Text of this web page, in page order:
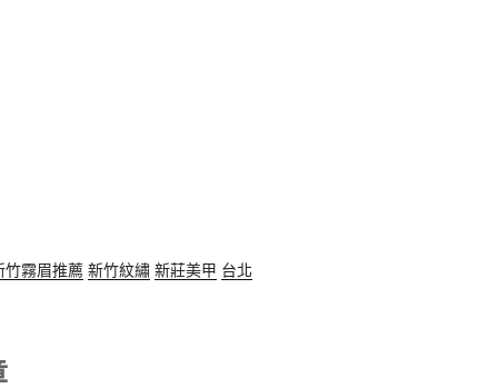
竹霧眉推薦 新竹紋繡 新莊美甲 台北